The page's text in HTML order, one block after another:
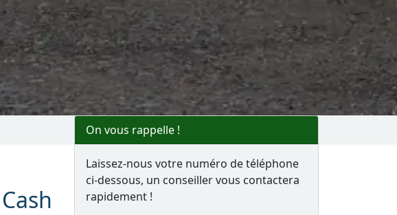
On vous rappelle !
Laissez-nous votre numéro de téléphone
ci-dessous, un conseiller vous contactera
rapidement !